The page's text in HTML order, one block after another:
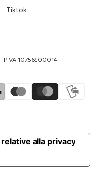
Tiktok
PIVA 10756900014
alla privacy